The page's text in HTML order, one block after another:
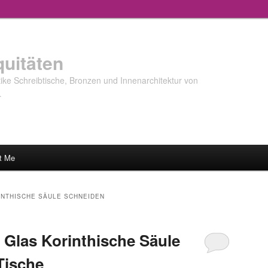
Schreibtische, Bronzen und Innenarchitektur von
Me
SÄULE SCHNEIDEN
Korinthische Säule